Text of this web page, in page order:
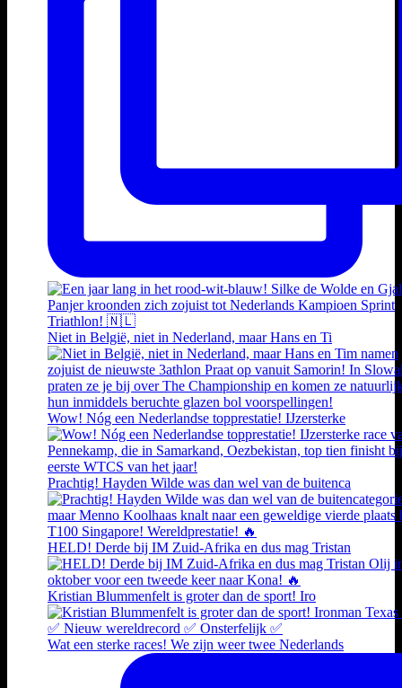
Niet in België, niet in Nederland, maar Hans en Ti
Wow! Nóg een Nederlandse topprestatie! IJzersterke
Prachtig! Hayden Wilde was dan wel van de buitenca
HELD! Derde bij IM Zuid-Afrika en dus mag Tristan
Kristian Blummenfelt is groter dan de sport! Iro
Wat een sterke races! We zijn weer twee Nederlands